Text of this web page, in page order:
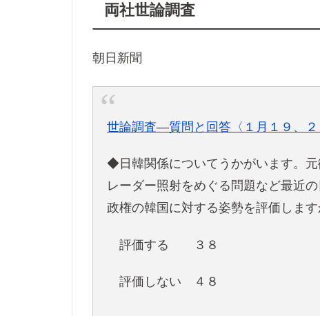
両社世論調査
朝日新聞
世論調査―質問と回答〈１月１９、２
◆日韓関係についてうかがいます。
レーダー照射をめぐる問題など最近
政権の韓国に対する姿勢を評価します
評価する ３８
評価しない ４８